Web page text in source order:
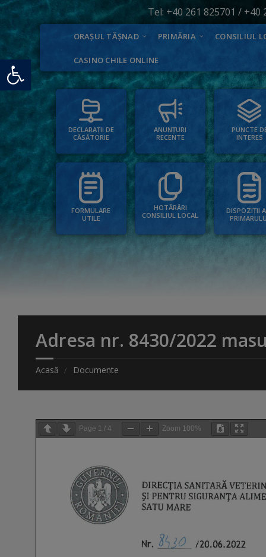
Deschide bara de unelte
Tel: +40 261 825701 / +40
ORAȘUL TĂȘNAD PRIMĂRIA CONSILIUL
CASINO CHILE ONLINE
DECLARAȚII DE
CĂSĂTORIE
ANUNȚURI
RECENTE
PUNCTE
INTERES
FORMULARE
UTILE
HOTĂRÂRI
CONSILIUL LOCAL
DISPOZIȚII
Adresa nr. 8430/2022
Acasă Documente
Page 1 / 4 Zoom 100%